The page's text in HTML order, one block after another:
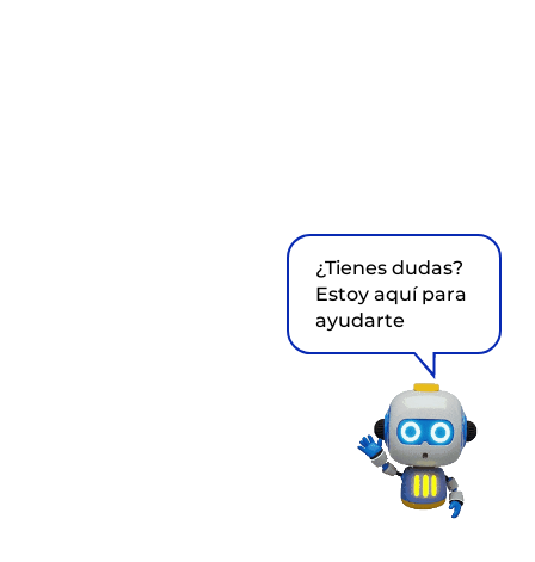
¿Tienes dudas?
Estoy aquí para
ayudarte